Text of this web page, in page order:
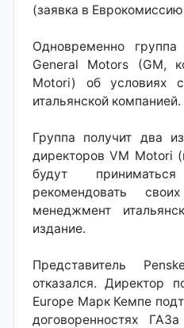
(заявка в
Одновременно
General Motors (GM,
Motori) об условиях
итальянской компанией.
Группа получит два
директоров VM Motori
будут
рекомендовать
менеджмент
издание.
Представитель
отказался. Директор
Europe Марк Кемпе
договоренностях